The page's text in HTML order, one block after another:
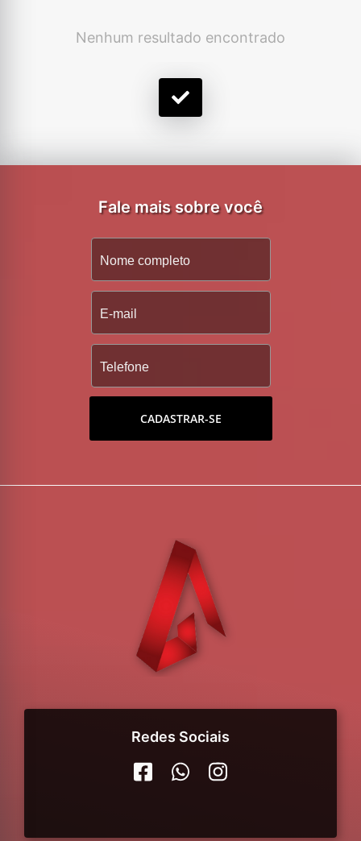
Nenhum resultado encontrado
Fale mais sobre você
CADASTRAR-SE
Redes Sociais